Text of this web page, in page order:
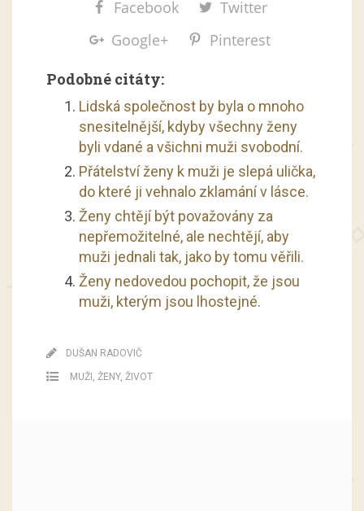
Facebook
Twitter
Google+
Pinterest
Podobné citáty:
Lidská společnost by byla o mnoho
snesitelnější, kdyby všechny ženy
byli vdané a všichni muži svobodní.
Přátelství ženy k muži je slepá ulička,
do které ji vehnalo zklamání v lásce.
Ženy chtějí být považovány za
nepřemožitelné, ale nechtějí, aby
muži jednali tak, jako by tomu věřili.
Ženy nedovedou pochopit, že jsou
muži, kterým jsou lhostejné.
DUŠAN RADOVIČ
MUŽI, ŽENY, ŽIVOT